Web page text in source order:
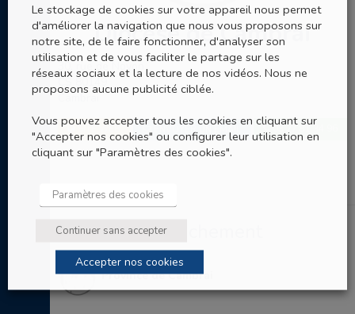
Diocèse de Cambrai
30, rue de Noyon
CS 80149
Cambrai
ENVOYER UN EMAIL 03 27 81 34 96
Entités de rattachement
Province de Cambrai
Le stockage de cookies sur votre appareil nous permet
d'améliorer la navigation que nous vous proposons sur
notre site, de le faire fonctionner, d'analyser son
utilisation et de vous faciliter le partage sur les
réseaux sociaux et la lecture de nos vidéos. Nous ne
proposons aucune publicité ciblée.
Vous pouvez accepter tous les cookies en cliquant sur
"Accepter nos cookies" ou configurer leur utilisation en
cliquant sur "Paramètres des cookies".
Paramètres des cookies
Continuer sans accepter
Accepter nos cookies